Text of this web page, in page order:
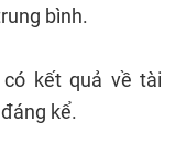
bình.
kết quả về tài
kể.